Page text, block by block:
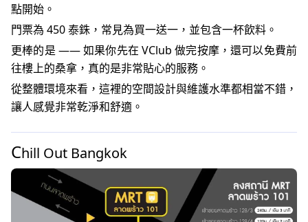
點開始。
門票為 450 泰銖，常見為買一送一，並包含一杯飲料。
更棒的是 —— 如果你先在 VClub 做完按摩，還可以免費前
往樓上的桑拿，真的是非常貼心的服務。
從整體環境來看，這裡的空間設計與維護水準都相當不錯，
讓人感覺非常乾淨和舒適。
Chill Out Bangkok